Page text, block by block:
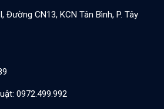
Đường CN13, KCN Tân Bình, P. Tây
0972.499.992